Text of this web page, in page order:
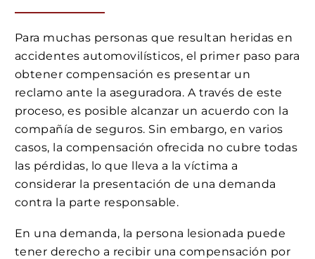
Para muchas personas que resultan heridas en
accidentes automovilísticos, el primer paso para
obtener compensación es presentar un
reclamo ante la aseguradora. A través de este
proceso, es posible alcanzar un acuerdo con la
compañía de seguros. Sin embargo, en varios
casos, la compensación ofrecida no cubre todas
las pérdidas, lo que lleva a la víctima a
considerar la presentación de una demanda
contra la parte responsable.
En una demanda, la persona lesionada puede
tener derecho a recibir una compensación por